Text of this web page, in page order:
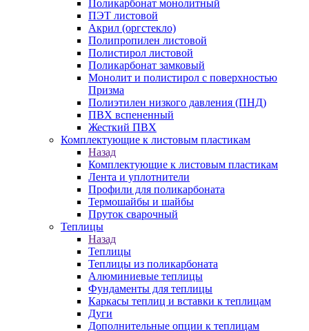
Поликарбонат монолитный
ПЭТ листовой
Акрил (оргстекло)
Полипропилен листовой
Полистирол листовой
Поликарбонат замковый
Монолит и полистирол с поверхностью
Призма
Полиэтилен низкого давления (ПНД)
ПВХ вспененный
Жесткий ПВХ
Комплектующие к листовым пластикам
Назад
Комплектующие к листовым пластикам
Лента и уплотнители
Профили для поликарбоната
Термошайбы и шайбы
Пруток сварочный
Теплицы
Назад
Теплицы
Теплицы из поликарбоната
Алюминиевые теплицы
Фундаменты для теплицы
Каркасы теплиц и вставки к теплицам
Дуги
Дополнительные опции к теплицам